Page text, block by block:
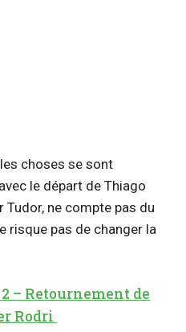
choses se sont
le départ de Thiago
ne compte pas du
risque pas de changer la
2 – Retournement de
Rodri